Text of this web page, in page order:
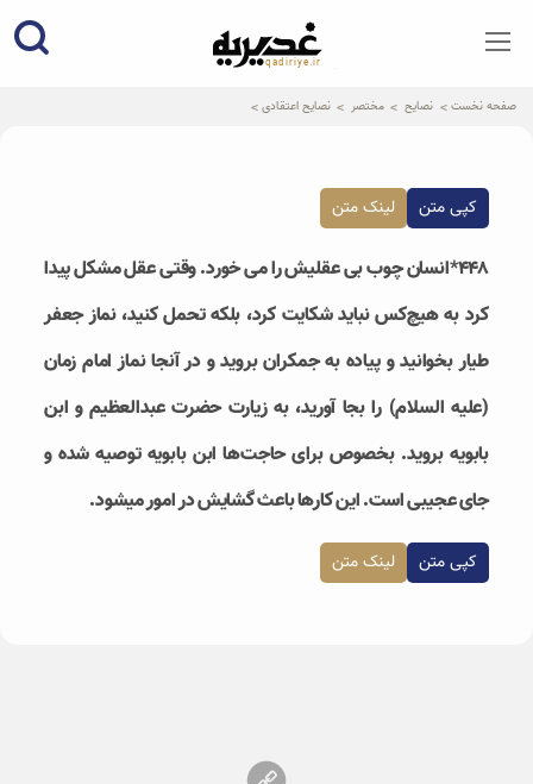
qadiriye.ir
نشریه ی غدیریه-بیانات استاد
صفحه نخست نصایح مختصر نصایح اعتقادی
کپی متن لینک متن
۴۴۸*انسان چوب بی عقلیش را می خورد. وقتی عقل مشکل پیدا
کرد به هیچ‌کس نباید شکایت کرد، بلکه تحمل کنید، نماز جعفر
طیار بخوانید و پیاده به جمکران بروید و در آنجا نماز امام زمان
(علیه السلام) را بجا آورید، به زیارت حضرت عبدالعظیم و ابن
بابویه بروید. بخصوص برای حاجت‌ها ابن بابویه توصیه شده و
جای عجیبی است. این کارها باعث گشایش در امور میشود.
کپی متن لینک متن